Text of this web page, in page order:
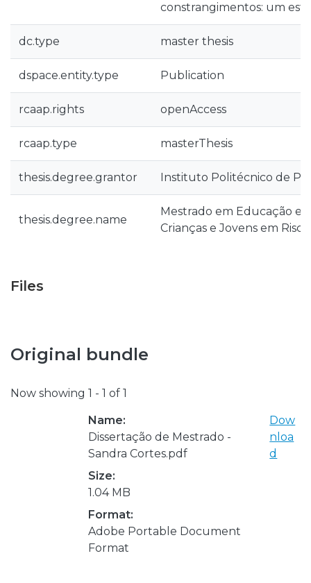
constrangimentos: um
dc.type master thesis
dspace.entity.type Publication
rcaap.rights openAccess
rcaap.type masterThesis
thesis.degree.grantor Instituto Politécnico de
thesis.degree.name
Mestrado em Educação e
Crianças e Jovens em Risco
Files
Original bundle
Now showing 1 - 1 of 1
Name:
Dissertação de Mestrado -
Sandra Cortes.pdf
Size:
1.04 MB
Format:
Adobe Portable Document
Format
Dow
nloa
d